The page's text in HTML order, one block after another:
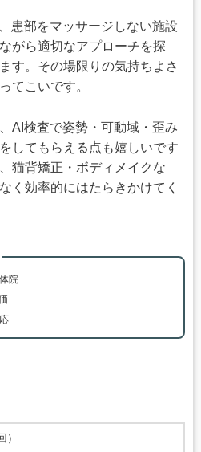
患部をマッサージしない施設
がら適切なアプローチを探
す。その場限りの気持ちよさ
てこいです。
AI検査で姿勢・可動域・歪み
してもらえる点も嬉しいです
猫背矯正・ボディメイクな
く効率的にはたらきかけてく
院
）